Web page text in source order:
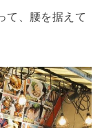
て、腰を据えて